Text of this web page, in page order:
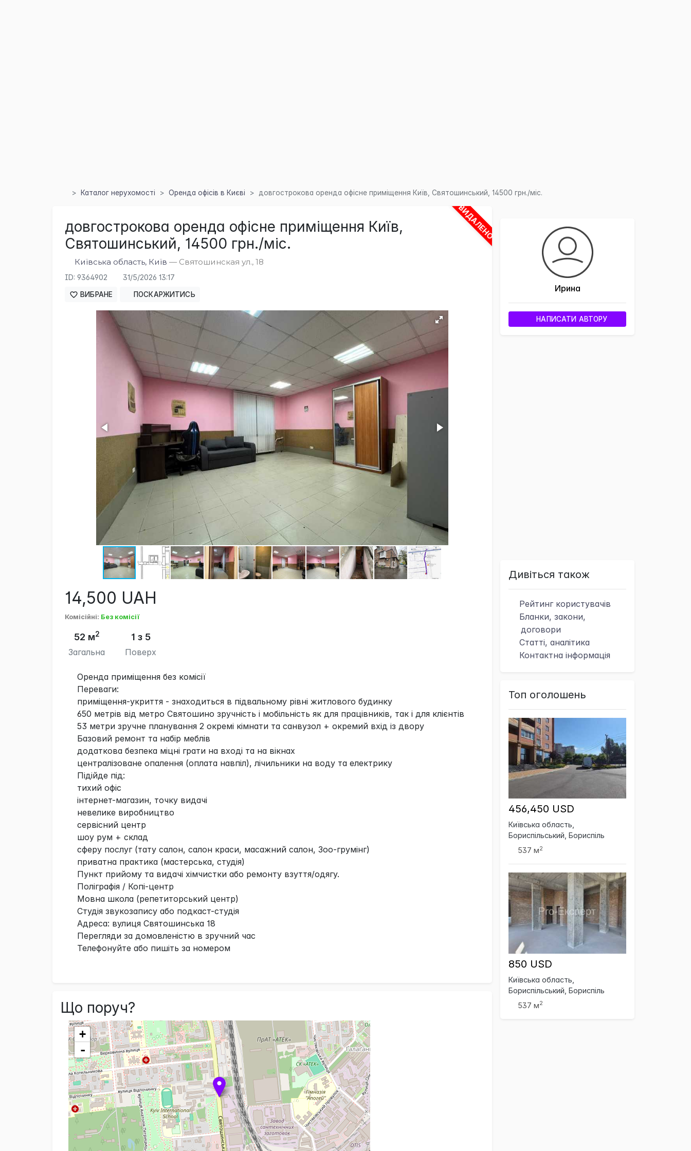
Каталог нерухомості Оренда офісів в Києві довгострокова оренда офісне приміщення Київ, Святошинський, 14500 грн./міс.
ВИДАЛЕНО
довгострокова оренда офісне приміщення Київ,
Святошинський, 14500 грн./міс.
Київська область, Київ — Святошинская ул., 18
ID: 9364902 31/5/2026 13:17
ВИБРАНЕ ПОСКАРЖИТИСЬ
14,500 UAH
Комісійні: Без комісії
52 м2
Загальна
1 з 5
Поверх
Оренда приміщення без комісії
Переваги:
приміщення-укриття - знаходиться в підвальному рівні житлового будинку
650 метрів від метро Святошино зручність і мобільність як для працівників, так і для клієнтів
53 метри зручне планування 2 окремі кімнати та санвузол + окремий вхід із двору
Базовий ремонт та набір меблів
додаткова безпека міцні грати на вході та на вікнах
централізоване опалення (оплата навпіл), лічильники на воду та електрику
Підійде під:
тихий офіс
інтернет-магазин, точку видачі
невелике виробництво
сервісний центр
шоу рум + склад
сферу послуг (тату салон, салон краси, масажний салон, Зоо-грумінг)
приватна практика (мастерська, студія)
Пункт прийому та видачі хімчистки або ремонту взуття/одягу.
Поліграфія / Копі-центр
Мовна школа (репетиторський центр)
Студія звукозапису або подкаст-студія
Адреса: вулиця Святошинська 18
Перегляди за домовленістю в зручний час
Телефонуйте або пишіть за номером
Що поруч?
+
-
Ирина
НАПИСАТИ АВТОРУ
Дивіться також
Рейтинг користувачів
Бланки, закони,
договори
Статті, аналітика
Контактна інформація
Топ оголошень
456,450 USD
Київська область,
Бориспільський, Бориспіль
537 м2
850 USD
Київська область,
Бориспільський, Бориспіль
537 м2